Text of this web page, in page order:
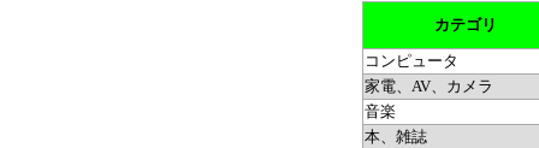
カテゴリ
コンピュータ
家電、AV、カメラ
音楽
本、雑誌